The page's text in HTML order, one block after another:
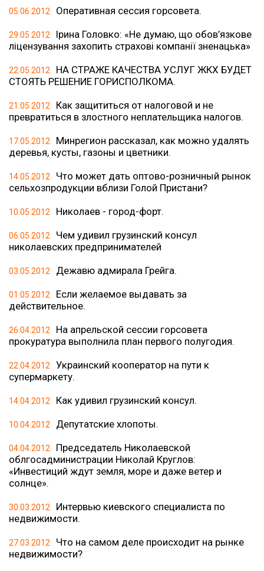
05.06.2012 Оперативная сессия горсовета.
29.05.2012
Ірина Головко: «Не думаю, що обов’язкове
ліцензування захопить страхові компанії зненацька»
22.05.2012
НА СТРАЖЕ КАЧЕСТВА УСЛУГ ЖКХ БУДЕТ
СТОЯТЬ РЕШЕНИЕ ГОРИСПОЛКОМА.
21.05.2012
Как защититься от налоговой и не
превратиться в злостного неплательщика налогов.
17.05.2012
Минрегион рассказал, как можно удалять
деревья, кусты, газоны и цветники.
14.05.2012
Что может дать оптово-розничный рынок
сельхозпродукции вблизи Голой Пристани?
10.05.2012 Николаев - город-форт.
06.05.2012
Чем удивил грузинский консул
николаевских предпринимателей
03.05.2012 Дежавю адмирала Грейга.
01.05.2012
Если желаемое выдавать за
действительное.
26.04.2012
На апрельской сессии горсовета
прокуратура выполнила план первого полугодия.
22.04.2012
Украинский кооператор на пути к
супермаркету.
14.04.2012 Как удивил грузинский консул.
10.04.2012 Депутатские хлопоты.
04.04.2012
Председатель Николаевской
облгосадминистрации Николай Круглов:
«Инвестиций ждут земля, море и даже ветер и
солнце».
30.03.2012
Интервью киевского специалиста по
недвижимости.
27.03.2012
Что на самом деле происходит на рынке
недвижимости?